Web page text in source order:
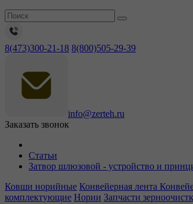
8(473)300-21-18 8(800)505-29-39
info@zerteh.ru
Заказать звонок
Статьи
Затвор шлюзовой - устройство и
Ковши норийные Конвейерная лента
комплектующие Нории Запчасти